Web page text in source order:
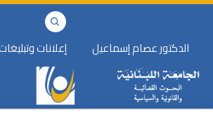
الدكتور عصام إسماعيل إعلانات وتبليغات